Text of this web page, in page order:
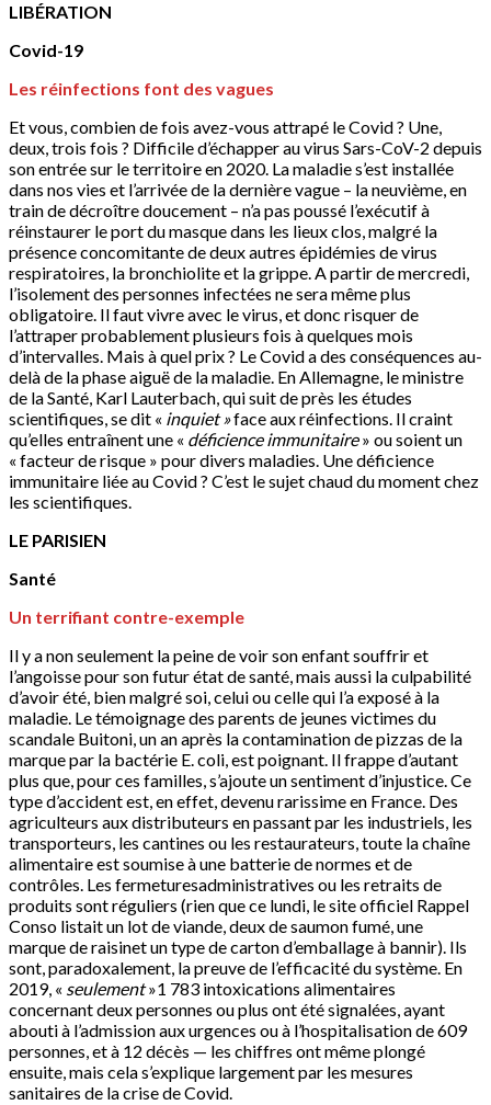
LIBÉRATION
Covid-19
Les réinfections font des vagues
Et vous, combien de fois avez-vous attrapé le Covid ? Une,
deux, trois fois ? Difficile d’échapper au virus Sars-CoV-2 depuis
son entrée sur le territoire en 2020. La maladie s’est installée
dans nos vies et l’arrivée de la dernière vague – la neuvième, en
train de décroître doucement – n’a pas poussé l’exécutif à
réinstaurer le port du masque dans les lieux clos, malgré la
présence concomitante de deux autres épidémies de virus
respiratoires, la bronchiolite et la grippe. A partir de mercredi,
l’isolement des personnes infectées ne sera même plus
obligatoire. Il faut vivre avec le virus, et donc risquer de
l’attraper probablement plusieurs fois à quelques mois
d’intervalles. Mais à quel prix ? Le Covid a des conséquences au-
delà de la phase aiguë de la maladie. En Allemagne, le ministre
de la Santé, Karl Lauterbach, qui suit de près les études
scientifiques, se dit « inquiet »face aux réinfections. Il craint
qu’elles entraînent une « déficience immunitaire» ou soient un
« facteur de risque » pour divers maladies. Une déficience
immunitaire liée au Covid ? C’est le sujet chaud du moment chez
les scientifiques.
LE PARISIEN
Santé
Un terrifiant contre-exemple
Il y a non seulement la peine de voir son enfant souffrir et
l’angoisse pour son futur état de santé, mais aussi la culpabilité
d’avoir été, bien malgré soi, celui ou celle qui l’a exposé à la
maladie. Le témoignage des parents de jeunes victimes du
scandale Buitoni, un an après la contamination de pizzas de la
marque par la bactérie E. coli, est poignant. Il frappe d’autant
plus que, pour ces familles, s’ajoute un sentiment d’injustice. Ce
type d’accident est, en effet, devenu rarissime en France. Des
agriculteurs aux distributeurs en passant par les industriels, les
transporteurs, les cantines ou les restaurateurs, toute la chaîne
alimentaire est soumise à une batterie de normes et de
contrôles. Les fermeturesadministratives ou les retraits de
produits sont réguliers (rien que ce lundi, le site officiel Rappel
Conso listait un lot de viande, deux de saumon fumé, une
marque de raisinet un type de carton d’emballage à bannir). Ils
sont, paradoxalement, la preuve de l’efficacité du système. En
2019, « seulement»1 783 intoxications alimentaires
concernant deux personnes ou plus ont été signalées, ayant
abouti à l’admission aux urgences ou à l’hospitalisation de 609
personnes, et à 12 décès — les chiffres ont même plongé
ensuite, mais cela s’explique largement par les mesures
sanitaires de la crise de Covid.